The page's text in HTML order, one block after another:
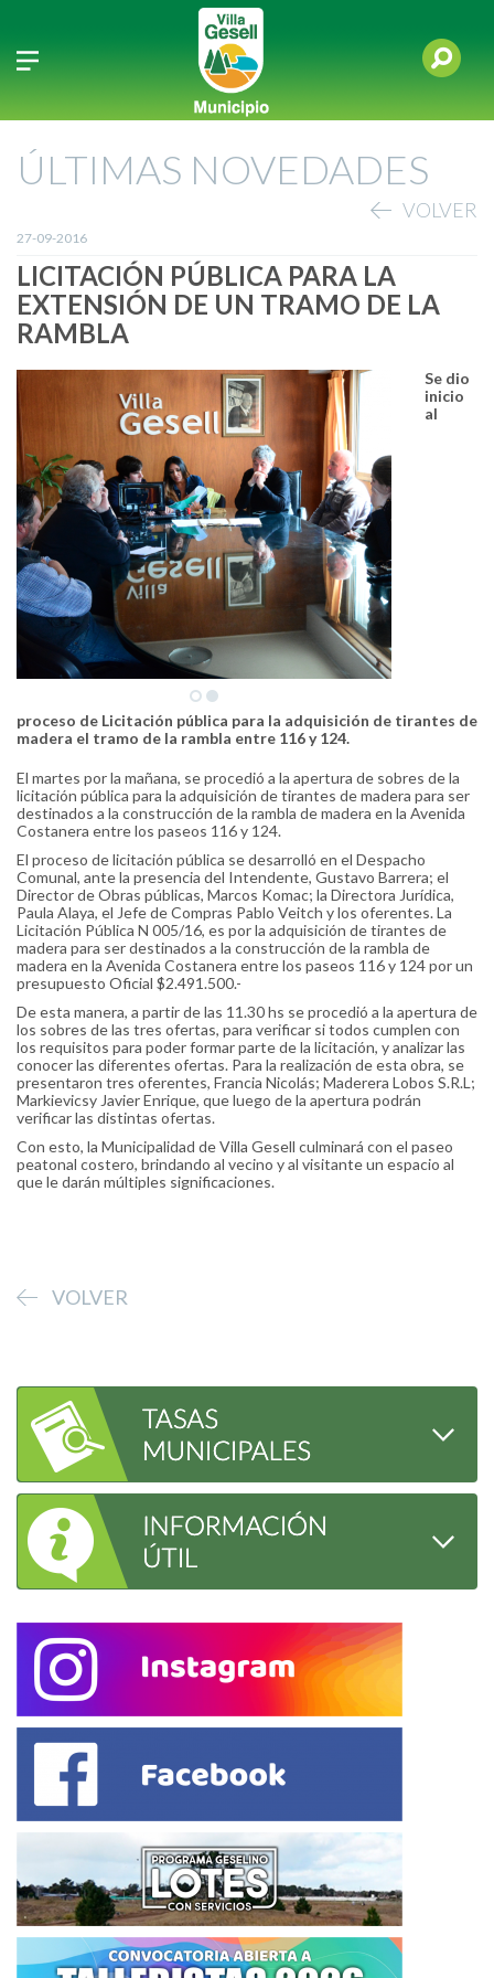
ÚLTIMAS NOVEDADES
VOLVER
27-09-2016
LICITACIÓN PÚBLICA PARA LA
EXTENSIÓN DE UN TRAMO DE LA
RAMBLA
Se dio
inicio
al
proceso de Licitación pública para la adquisición de tirantes de
madera el tramo de la rambla entre 116 y 124.
El martes por la mañana, se procedió a la apertura de sobres de la
licitación pública para la adquisición de tirantes de madera para ser
destinados a la construcción de la rambla de madera en la Avenida
Costanera entre los paseos 116 y 124.
El proceso de licitación pública se desarrolló en el Despacho
Comunal, ante la presencia del Intendente, Gustavo Barrera; el
Director de Obras públicas, Marcos Komac; la Directora Jurídica,
Paula Alaya, el Jefe de Compras Pablo Veitch y los oferentes. La
Licitación Pública N 005/16, es por la adquisición de tirantes de
madera para ser destinados a la construcción de la rambla de
madera en la Avenida Costanera entre los paseos 116 y 124 por un
presupuesto Oficial $2.491.500.-
De esta manera, a partir de las 11.30 hs se procedió a la apertura de
los sobres de las tres ofertas, para verificar si todos cumplen con
los requisitos para poder formar parte de la licitación, y analizar las
conocer las diferentes ofertas. Para la realización de esta obra, se
presentaron tres oferentes, Francia Nicolás; Maderera Lobos S.R.L;
Markievicsy Javier Enrique, que luego de la apertura podrán
verificar las distintas ofertas.
Con esto, la Municipalidad de Villa Gesell culminará con el paseo
peatonal costero, brindando al vecino y al visitante un espacio al
que le darán múltiples significaciones.
VOLVER